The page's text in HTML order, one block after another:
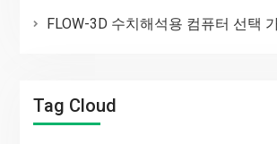
FLOW-3D 수치해석용 컴퓨터 선택
Tag Cloud